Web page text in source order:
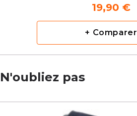
19,90 €
+ Comparer
N'oubliez pas